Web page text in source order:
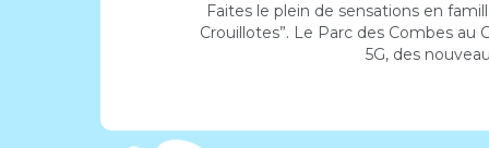
Faites le plein de sensations en
Crouillotes”. Le Parc des Combes au
5G, des